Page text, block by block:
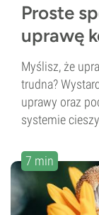
Proste
uprawę
Myślisz, że
trudna?
uprawy oraz
systemie
7 min